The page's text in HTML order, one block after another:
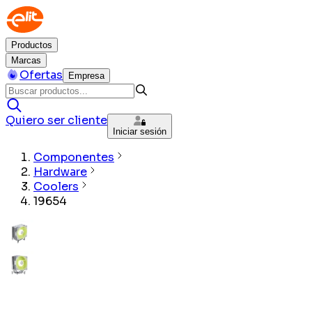
Productos
Marcas
Ofertas Empresa
Quiero ser cliente
Iniciar sesión
Componentes
Hardware
Coolers
19654